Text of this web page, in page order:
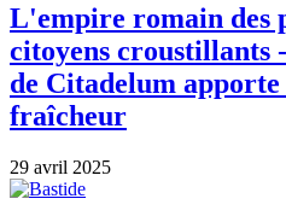
L'empire romain des
citoyens croustillants
de Citadelum apporte
fraîcheur
29 avril 2025